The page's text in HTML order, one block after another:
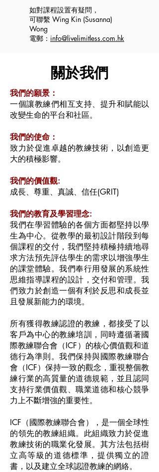
如對課程設置有疑問，
可聯繫 Wing Kin (Susanna)
Wong
電郵： info@livelimitless.com.hk
關於我們
我們的願景：
一個讓教練們相互支持、提升和賦能以
改變生命的平台和社區。
我們的使命：
致力於促進卓越的教練技術，以創造更
大的積極影響。
我們的價值觀:
成長、尊重、真誠、信任(GRIT)
我們的教育及學習理念:
我們在學習體驗的各個方面都堅持以學
生為中心。從教學的最初設計階段到每
個課程的交付，我們堅持積極持續地尋
求方法預先評估學生的需求以增強學生
的課堂體驗。我們奉行用發展的系統性
思維指導課程的設計，交付和管理。我
們致力於創造一個有利於反思和成長並
且發展新能力的環境。
所有獲得教練認證的教練，都接受了以
客戶為中心的教練培訓，同時遵循著國
際教練聯合會（ICF）的核心價值觀和道
德行為準則。我們保持與國際教練聯合
會（ICF）保持一致的觀念，重視整個教
練行業的高質量的道德規範，並且認同
支持行業價值觀、職業道德和核心競爭
力上不斷增強的重要性。
ICF（國際教練聯合會），是一個全球性
的領先的教練組織。此組織致力於促進
教練技術的職業化發展。其方法包括樹
立高等級的道德標準，提供獨立的證
書，以及建立全球認證教練的網絡。